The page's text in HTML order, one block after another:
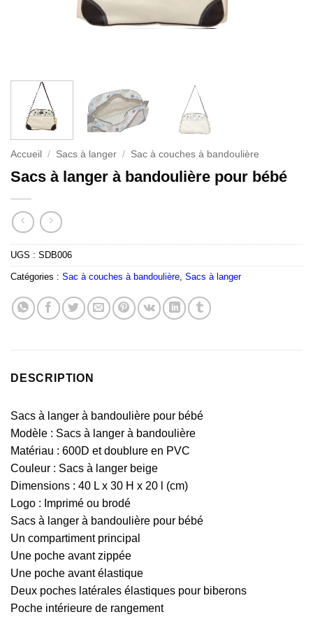
Accueil / Sacs à langer / Sac à couches à bandoulière
Sacs à langer à bandoulière pour bébé
UGS : SDB006
Catégories : Sac à couches à bandoulière, Sacs à langer
DESCRIPTION
Sacs à langer à bandoulière pour bébé
Modèle : Sacs à langer à bandoulière
Matériau : 600D et doublure en PVC
Couleur : Sacs à langer beige
Dimensions : 40 L x 30 H x 20 l (cm)
Logo : Imprimé ou brodé
Sacs à langer à bandoulière pour bébé
Un compartiment principal
Une poche avant zippée
Une poche avant élastique
Deux poches latérales élastiques pour biberons
Poche intérieure de rangement